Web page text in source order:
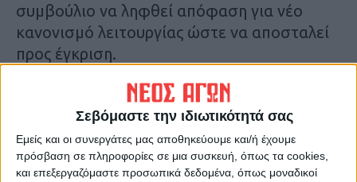
Σεβόμαστε την ιδιωτικότητά σας
Εμείς και οι συνεργάτες μας αποθηκεύουμε και/ή έχουμε
πρόσβαση σε πληροφορίες σε μια συσκευή, όπως τα cookies,
και επεξεργαζόμαστε προσωπικά δεδομένα, όπως μοναδικοί
συμβούλιο να ληφθεί απόφαση για νέο
κανονισμό λειτουργίας ώστε να αποσταλεί
προς έγκριση.
Τελευταίες Ειδήσεις Σήμερα
Ακολούθησε την εφημερίδα ΝΕΟΣ
ΑΓΩΝ στο Google News!